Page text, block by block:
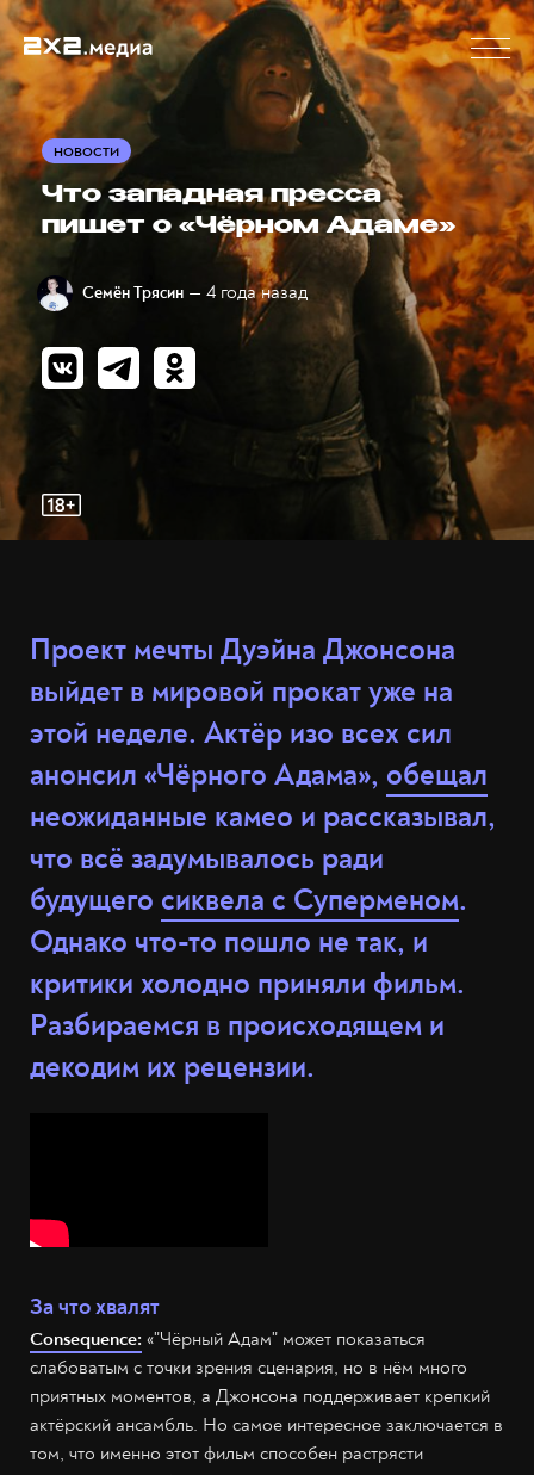
НОВОСТИ
Что западная пресса
пишет о «Чёрном Адаме»
Семён Трясин — 4 года назад
Проект мечты Дуэйна Джонсона
выйдет в мировой прокат уже на
этой неделе. Актёр изо всех сил
анонсил «Чёрного Адама», обещал
неожиданные камео и рассказывал,
что всё задумывалось ради
будущего сиквела с Суперменом.
Однако что-то пошло не так, и
критики холодно приняли фильм.
Разбираемся в происходящем и
декодим их рецензии.
За что хвалят
Consequence: «"Чёрный Адам" может показаться
слабоватым с точки зрения сценария, но в нём много
приятных моментов, а Джонсона поддерживает крепкий
актёрский ансамбль. Но самое интересное заключается в
том, что именно этот фильм способен растрясти